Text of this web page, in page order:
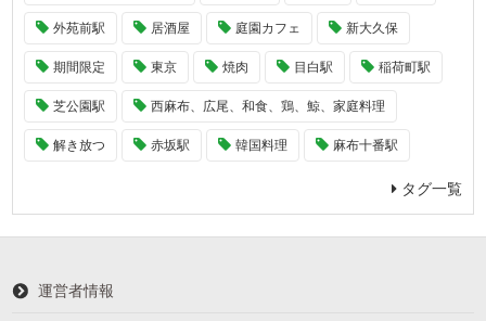
外苑前駅 居酒屋 庭園カフェ 新大久保
期間限定 東京 焼肉 目白駅 稲荷町駅
芝公園駅 西麻布、広尾、和食、鶏、鯨、家庭料理
解き放つ 赤坂駅 韓国料理 麻布十番駅
タグ一覧
運営者情報